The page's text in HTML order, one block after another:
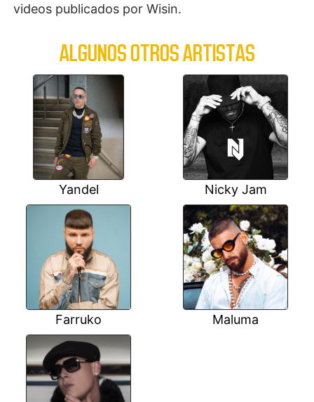
videos publicados por Wisin.
ALGUNOS OTROS ARTISTAS
Yandel Nicky Jam
Farruko Maluma